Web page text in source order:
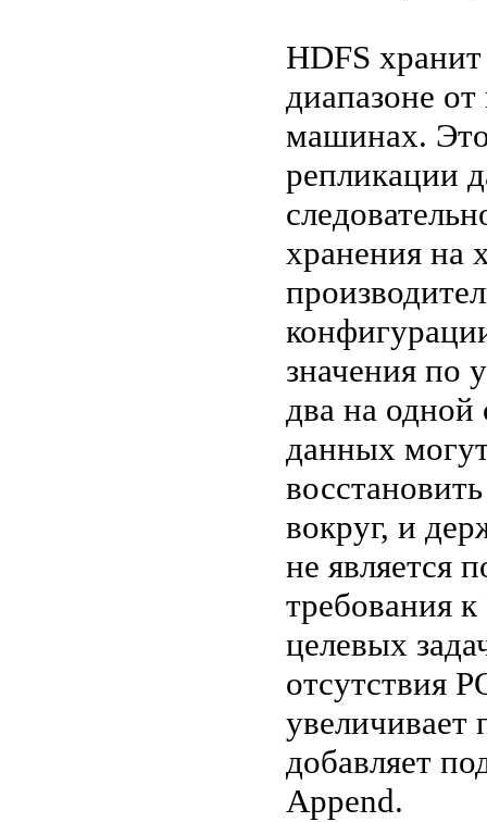
HDFS
диапазоне от
машинах. Это
репликации
хранения на
значения по
два на одной
данных
вокруг, и
не является
требования
целевых
отсутствия
добавляет
Append.